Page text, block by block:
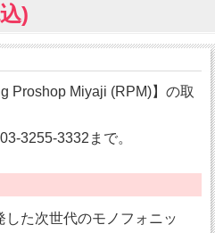
)
Proshop Miyaji (RPM)】の取
3255-3332まで。
た次世代のモノフォニッ